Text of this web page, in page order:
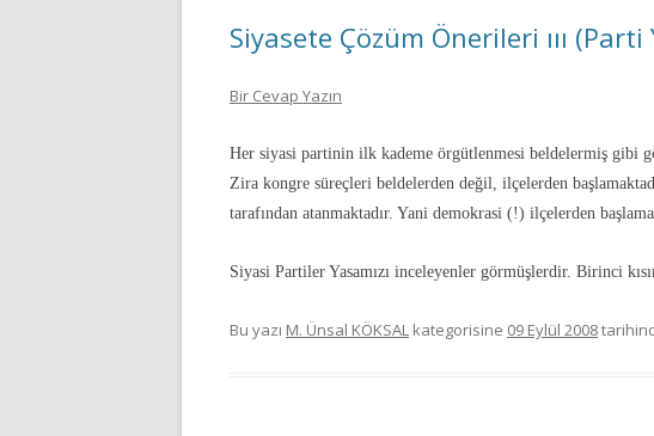
Siyasete Çözüm Önerileri ııı
Bir Cevap Yazın
Her siyasi partinin ilk kademe örgütlenmesi beldelermiş gibi
Zira kongre süreçleri beldelerden değil, ilçelerden
tarafından atanmaktadır. Yani demokrasi (!) ilçelerden
Siyasi Partiler Yasamızı inceleyenler görmüşlerdir. Birinci
Bu yazı M. Ünsal KÖKSAL kategorisine 09 Eylül 2008